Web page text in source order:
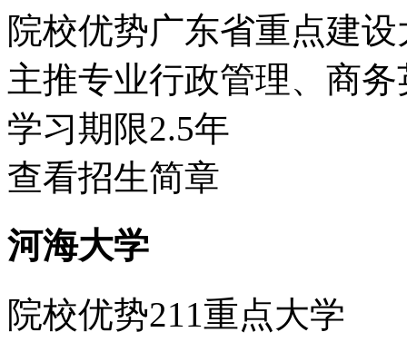
院校优势广东省重点建设
主推专业行政管理、商务
学习期限2.5年
查看招生简章
河海大学
院校优势211重点大学